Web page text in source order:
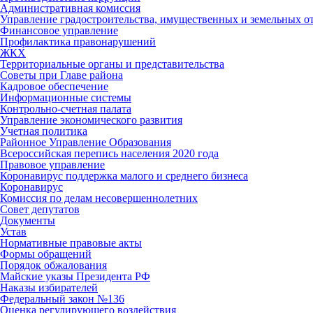
Административная комиссия
Управление градостроительства, имущественных и земельных
Финансовое управление
Профилактика правонарушений
ЖКХ
Территориальные органы и представительства
Советы при Главе района
Кадровое обеспечение
Информационные системы
Контрольно-счетная палата
Управление экономического развития
Учетная политика
Районное Управление Образования
Всероссийская перепись населения 2020 года
Правовое управление
Коронавирус поддержка малого и среднего бизнеса
Коронавирус
Комиссия по делам несовершеннолетних
Совет депутатов
Документы
Устав
Нормативные правовые акты
Формы обращений
Порядок обжалования
Майские указы Президента РФ
Наказы избирателей
Федеральный закон №136
Оценка регулирующего воздействия